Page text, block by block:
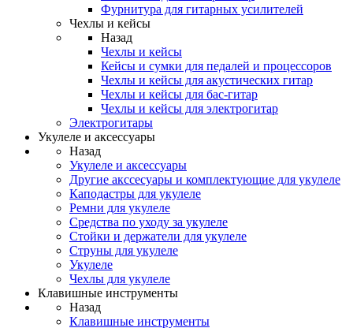
Фурнитура для гитарных усилителей
Чехлы и кейсы
Назад
Чехлы и кейсы
Кейсы и сумки для педалей и процессоров
Чехлы и кейсы для акустических гитар
Чехлы и кейсы для бас-гитар
Чехлы и кейсы для электрогитар
Электрогитары
Укулеле и аксессуары
Назад
Укулеле и аксессуары
Другие акссесуары и комплектующие для укулеле
Каподастры для укулеле
Ремни для укулеле
Средства по уходу за укулеле
Стойки и держатели для укулеле
Струны для укулеле
Укулеле
Чехлы для укулеле
Клавишные инструменты
Назад
Клавишные инструменты